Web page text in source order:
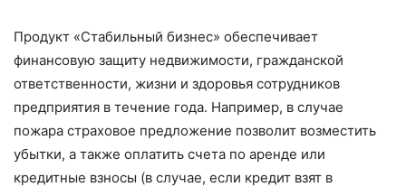
Продукт «Стабильный бизнес» обеспечивает
финансовую защиту недвижимости, гражданской
ответственности, жизни и здоровья сотрудников
предприятия в течение года. Например, в случае
пожара страховое предложение позволит возместить
убытки, а также оплатить счета по аренде или
кредитные взносы (в случае, если кредит взят в